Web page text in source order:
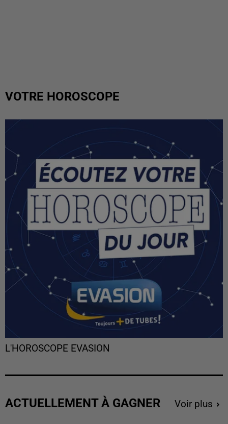
VOTRE HOROSCOPE
L'HOROSCOPE EVASION
ACTUELLEMENT À GAGNER Voir plus